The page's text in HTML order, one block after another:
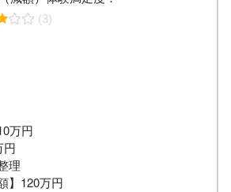
(3)
万円
円
理
】120万円